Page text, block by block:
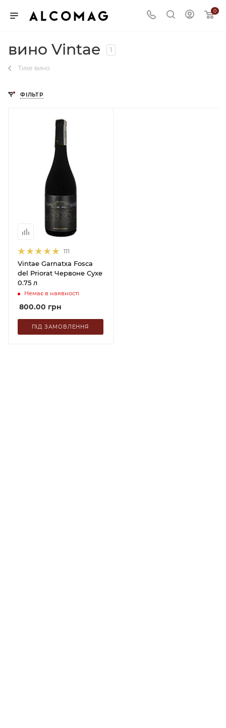
0
вино Vintae 1
Тихе вино
ФІЛЬТР
111
Vintae Garnatxa Fosca
del Priorat Червоне Сухе
0.75 л
Немає в наявності
800.00 грн
ПІД ЗАМОВЛЕННЯ